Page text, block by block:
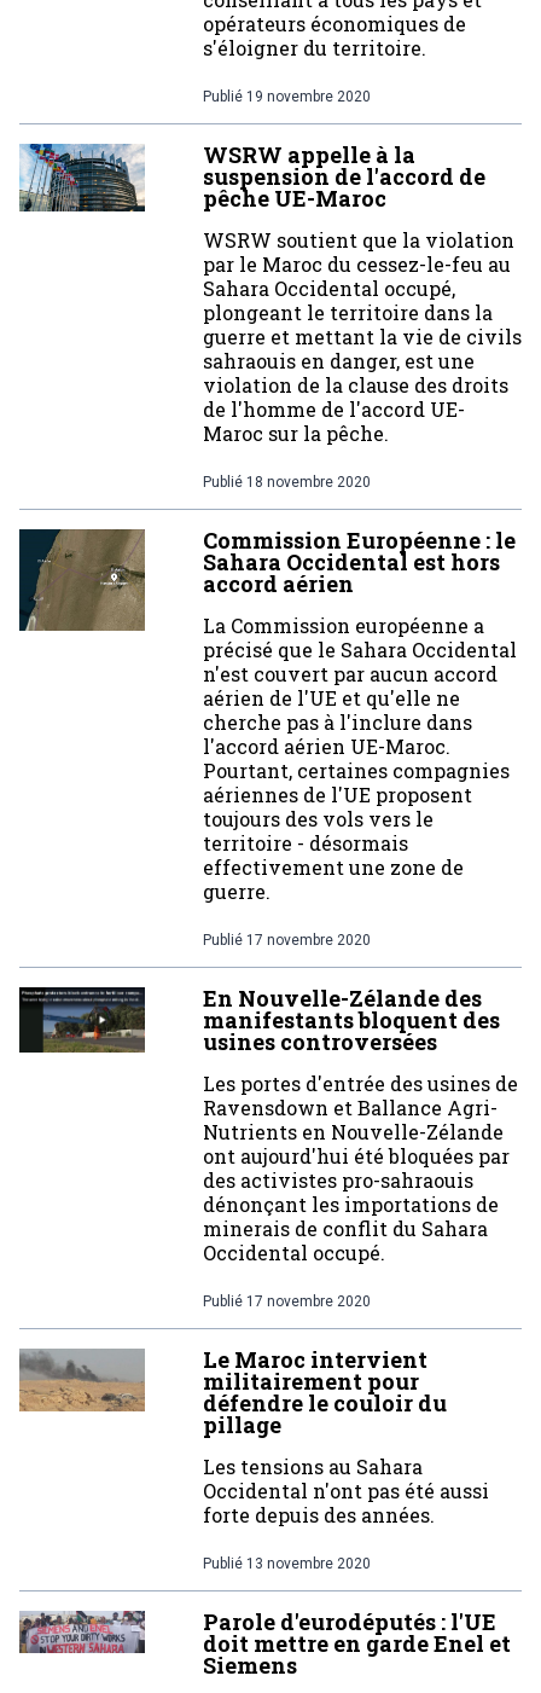
opérateurs économiques de
s'éloigner du territoire.
Publié 19 novembre 2020
WSRW appelle à la
suspension de l'accord de
pêche UE-Maroc
WSRW soutient que la violation
par le Maroc du cessez-le-feu au
Sahara Occidental occupé,
plongeant le territoire dans la
guerre et mettant la vie de civils
sahraouis en danger, est une
violation de la clause des droits
de l'homme de l'accord UE-
Maroc sur la pêche.
Publié 18 novembre 2020
Commission Européenne : le
Sahara Occidental est hors
accord aérien
La Commission européenne a
précisé que le Sahara Occidental
n'est couvert par aucun accord
aérien de l'UE et qu'elle ne
cherche pas à l'inclure dans
l'accord aérien UE-Maroc.
Pourtant, certaines compagnies
aériennes de l'UE proposent
toujours des vols vers le
territoire - désormais
effectivement une zone de
guerre.
Publié 17 novembre 2020
En Nouvelle-Zélande des
manifestants bloquent des
usines controversées
Les portes d'entrée des usines de
Ravensdown et Ballance Agri-
Nutrients en Nouvelle-Zélande
ont aujourd'hui été bloquées par
des activistes pro-sahraouis
dénonçant les importations de
minerais de conflit du Sahara
Occidental occupé.
Publié 17 novembre 2020
Le Maroc intervient
militairement pour
défendre le couloir du
pillage
Les tensions au Sahara
Occidental n'ont pas été aussi
forte depuis des années.
Publié 13 novembre 2020
Parole d'eurodéputés : l'UE
doit mettre en garde Enel et
Siemens